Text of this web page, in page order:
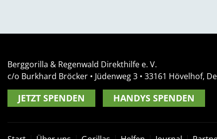
Berggorilla & Regenwald Direkthilfe e. V.
c/o Burkhard Bröcker • Jüdenweg 3 • 33161 Hövelhof,
JETZT SPENDEN HANDYS SPENDEN